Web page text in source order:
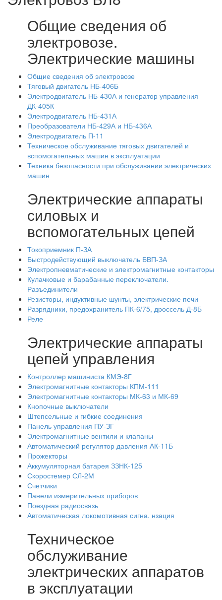
Общие сведения об
электровозе.
Электрические машины
Общие сведения об электровозе
Тяговый двигатель НБ-406Б
Электродвигатель НБ-430А и генератор управления
ДК-405К
Электродвигатель НБ-431А
Преобразователи НБ-429А и НБ-436А
Электродвигатель П-11
Техническое обслуживание тяговых двигателей и
вспомогательных машин в эксплуатации
Техника безопасности при обслуживании электрических
машин
Электрические аппараты
силовых и
вспомогательных цепей
Токоприемник П-ЗА
Быстродействующий выключатель БВП-ЗА
Электропневматические и электромагнитные контакторы
Кулачковые и барабанные переключатели.
Разъединители
Резисторы, индуктивные шунты, электрические печи
Разрядники, предохранитель ПК-6/75, дроссель Д-8Б
Реле
Электрические аппараты
цепей управления
Контроллер машиниста КМЭ-8Г
Электромагнитные контакторы КПМ-111
Электромагнитные контакторы МК-63 и МК-69
Кнопочные выключатели
Штепсельные и гибкие соединения
Панель управления ПУ-ЗГ
Электромагнитные вентили и клапаны
Автоматический регулятор давления АК-11Б
Прожекторы
Аккумуляторная батарея ЗЗНК-125
Скоростемер СЛ-2М
Счетчики
Панели измерительных приборов
Поездная радиосвязь
Автоматическая локомотивная сигна. нзация
Техническое
обслуживание
электрических аппаратов
в эксплуатации